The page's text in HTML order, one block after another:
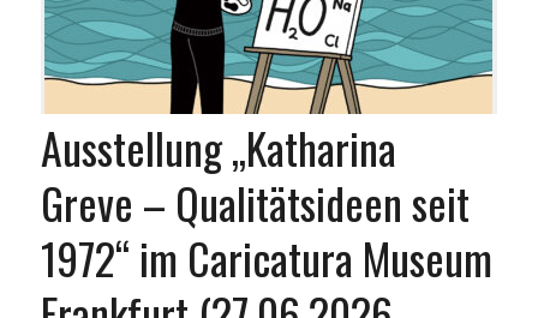
Ausstellung „Katharina
Greve – Qualitätsideen seit
1972“ im Caricatura Museum